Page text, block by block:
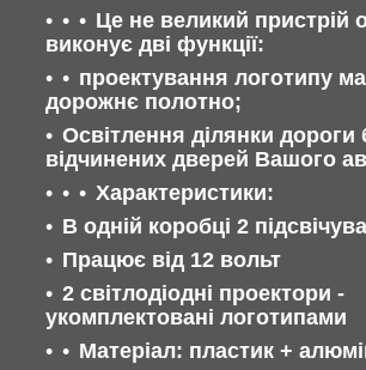
Це не великий пристрій
виконує дві функції:
проектування логотипу
дорожнє полотно;
Освітлення ділянки дороги
відчинених дверей Вашого
Характеристики:
В одній коробці 2
Працює від 12 вольт
2 світлодіодні проектори -
укомплектовані логотипами
Матеріал: пластик +